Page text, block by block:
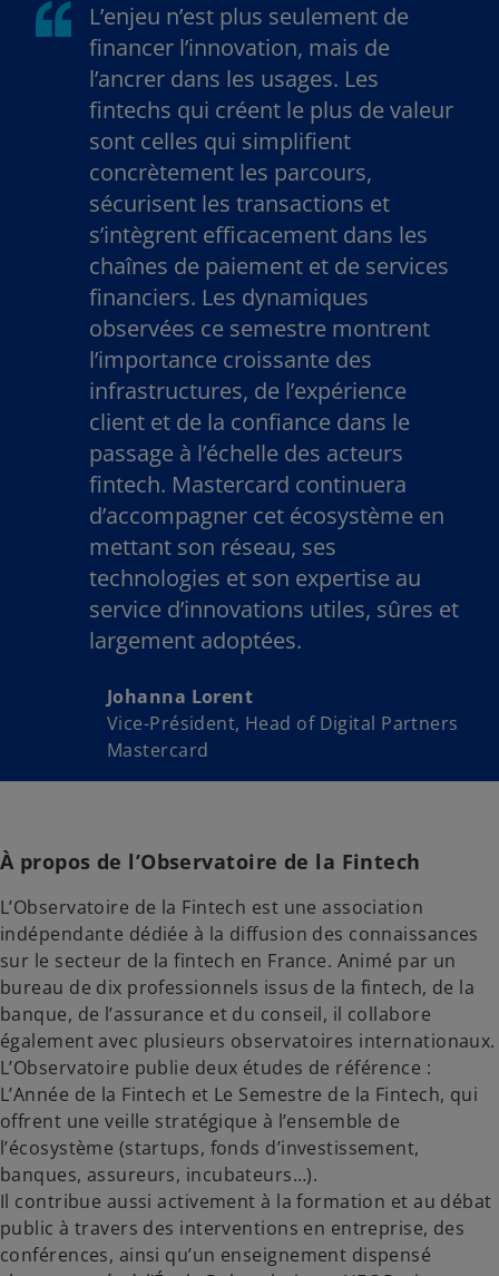
L’enjeu n’est plus seulement de
financer l’innovation, mais de
l’ancrer dans les usages. Les
fintechs qui créent le plus de valeur
sont celles qui simplifient
concrètement les parcours,
sécurisent les transactions et
s’intègrent efficacement dans les
chaînes de paiement et de services
financiers. Les dynamiques
observées ce semestre montrent
l’importance croissante des
infrastructures, de l’expérience
client et de la confiance dans le
passage à l’échelle des acteurs
fintech. Mastercard continuera
d’accompagner cet écosystème en
mettant son réseau, ses
technologies et son expertise au
service d’innovations utiles, sûres et
largement adoptées.
Johanna Lorent
Vice-Président, Head of Digital Partners
Mastercard
À propos de l’Observatoire de la Fintech
L’Observatoire de la Fintech est une association
indépendante dédiée à la diffusion des connaissances
sur le secteur de la fintech en France. Animé par un
bureau de dix professionnels issus de la fintech, de la
banque, de l’assurance et du conseil, il collabore
également avec plusieurs observatoires internationaux.
L’Observatoire publie deux études de référence :
L’Année de la Fintech et Le Semestre de la Fintech, qui
offrent une veille stratégique à l’ensemble de
l’écosystème (startups, fonds d’investissement,
banques, assureurs, incubateurs…).
Il contribue aussi activement à la formation et au débat
public à travers des interventions en entreprise, des
conférences, ainsi qu’un enseignement dispensé